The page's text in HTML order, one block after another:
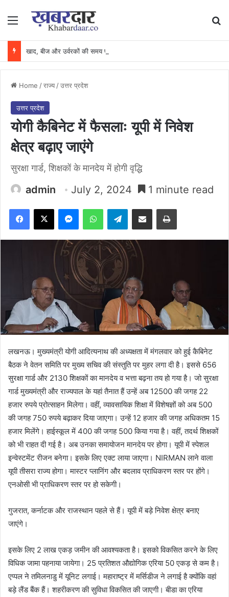
Menu
Home /राज्य /उत्तर प्रदेश
उत्तर प्रदेश
योगी कैबिनेट में फैसलाः यूपी में निवेश
क्षेत्र बढ़ाए जाएंगे
सुरक्षा गार्ड, शिक्षकों के मानदेय में होगी वृद्धि
admin July 2, 2024 1 minute read
Facebook
X MessengerWhatsAppTelegramShare via Email Print
लखनऊ। मुख्यमंत्री योगी आदित्यनाथ की अध्यक्षता में मंगलवार को हुई कैबिनेट
बैठक ने वेतन समिति पर मुख्य सचिव की संस्तुति पर मुहर लगा दी है। इससे 656
सुरक्षा गार्ड और 2130 शिक्षकों का मानदेय व भत्ता बढ़ना तय हो गया है। जो सुरक्षा
गार्ड मुख्यमंत्री और राज्यपाल के यहां तैनात हैं उन्हें अब 12500 की जगह 22
हजार रुपये प्रोत्साहन मिलेगा। वहीं, व्यावसायिक शिक्षा में विशेषज्ञों को अब 500
की जगह 750 रुपये बढ़ाकर दिया जाएगा। उन्हें 12 हजार की जगह अधिकतम 15
हजार मिलेंगे। हाईस्कूल में 400 की जगह 500 किया गया है। वहीं, तदर्थ शिक्षकों
को भी राहत दी गई है। अब उनका समायोजन मानदेय पर होगा। यूपी में स्पेशल
इन्वेस्टमेंट रीजन बनेगा। इसके लिए एक्ट लाया जाएगा। NIRMAN लाने वाला
यूपी तीसरा राज्य होगा। मास्टर प्लानिंग और बदलाव प्राधिकरण स्तर पर होंगे।
एनओसी भी प्राधिकरण स्तर पर हो सकेगी।
गुजरात, कर्नाटक और राजस्थान पहले से हैं। यूपी में बड़े निवेश क्षेत्र बनाए
जाएंगे।
इसके लिए 2 लाख एकड़ जमीन की आवश्यकता है। इसको विकसित करने के लिए
विधिक जामा पहनाया जायेगा। 25 प्रतिशत औद्योगिक एरिया 50 एकड़ से कम है।
एप्पल ने तमिलनाडु में यूनिट लगाई। महाराष्ट्र में मर्सिडीज ने लगाई है क्योंकि वहां
बड़े लैंड बैंक हैं। शहरीकरण की सुविधा विकसित की जाएगी। बीडा का एरिया